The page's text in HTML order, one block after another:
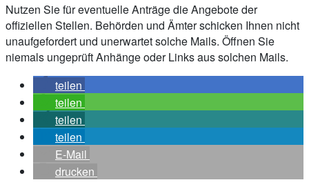
Nutzen Sie für eventuelle Anträge die Angebote der
offiziellen Stellen. Behörden und Ämter schicken Ihnen nicht
unaufgefordert und unerwartet solche Mails. Öffnen Sie
niemals ungeprüft Anhänge oder Links aus solchen Mails.
teilen
teilen
teilen
teilen
E-Mail
drucken